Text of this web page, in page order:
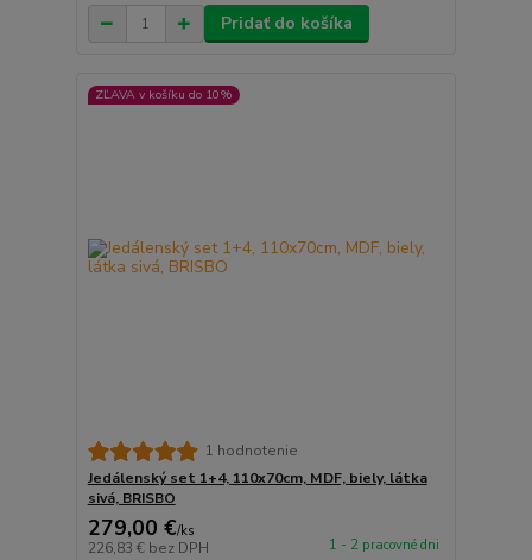
Pridať do košíka
ZĽAVA v košíku do 10%
1 hodnotenie
Jedálenský set 1+4, 110x70cm, MDF, biely, látka
sivá, BRISBO
279,00 €/ks
226,83 € bez DPH 1 - 2 pracovné dni